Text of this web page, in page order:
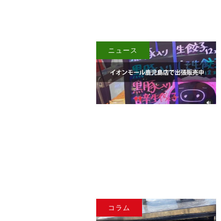
ニュース
コラム